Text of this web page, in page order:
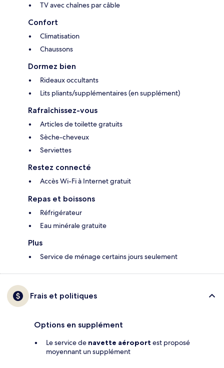
TV avec chaînes par câble
Confort
Climatisation
Chaussons
Dormez bien
Rideaux occultants
Lits pliants/supplémentaires (en supplément)
Rafraîchissez-vous
Articles de toilette gratuits
Sèche-cheveux
Serviettes
Restez connecté
Accès Wi-Fi à Internet gratuit
Repas et boissons
Réfrigérateur
Eau minérale gratuite
Plus
Service de ménage certains jours seulement
Frais et politiques
Options en supplément
Le service de navette aéroport est proposé
moyennant un supplément